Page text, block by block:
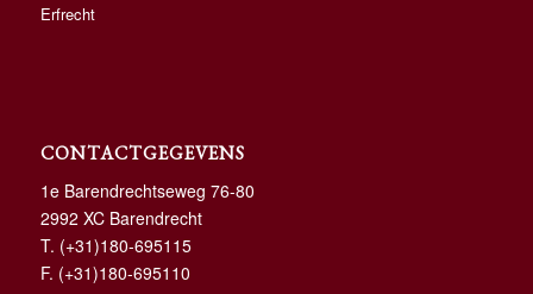
Erfrecht
CONTACTGEGEVENS
1e Barendrechtseweg 76-80
2992 XC Barendrecht
T. (+31)180-695115
F. (+31)180-695110